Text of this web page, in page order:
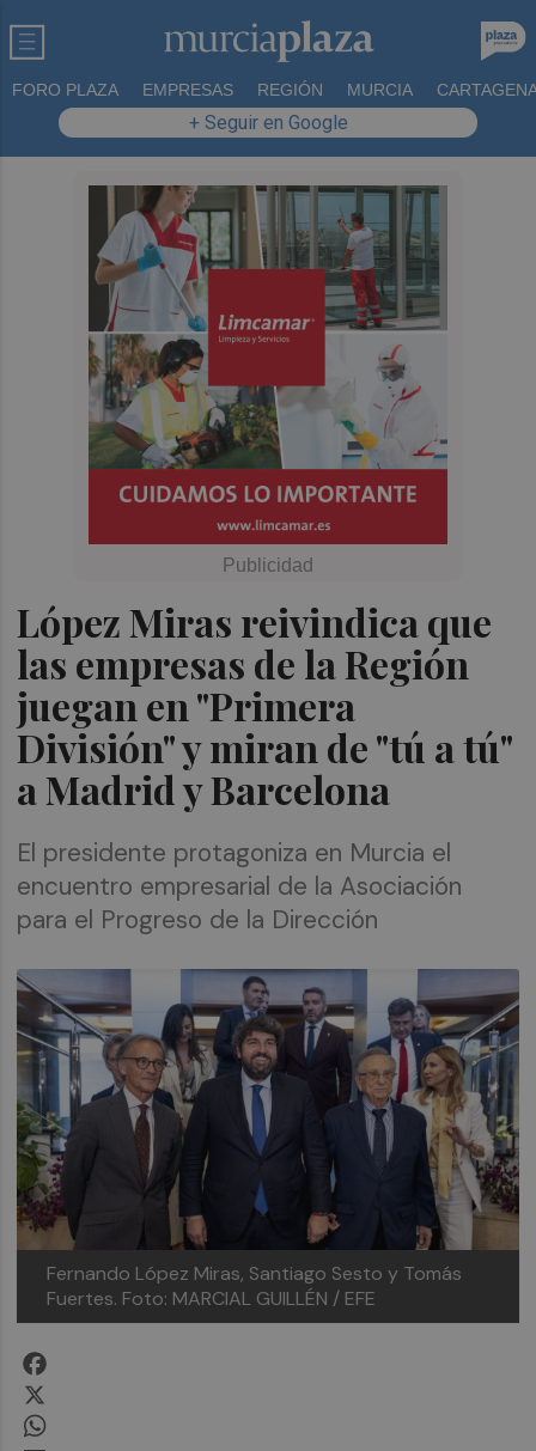
FORO PLAZA EMPRESAS REGIÓN MURCIA
+ Seguir en Google
López Miras reivindica que
las empresas de la Región
juegan en "Primera
División" y miran de "tú a tú"
a Madrid y Barcelona
El presidente protagoniza en Murcia el
encuentro empresarial de la Asociación
para el Progreso de la Dirección
Fernando López Miras, Santiago Sesto y Tomás
Fuertes. Foto: MARCIAL GUILLÉN / EFE